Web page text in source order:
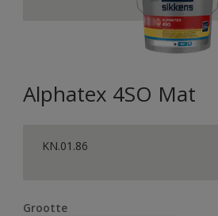
Alphatex 4SO Mat
KN.01.86
Grootte